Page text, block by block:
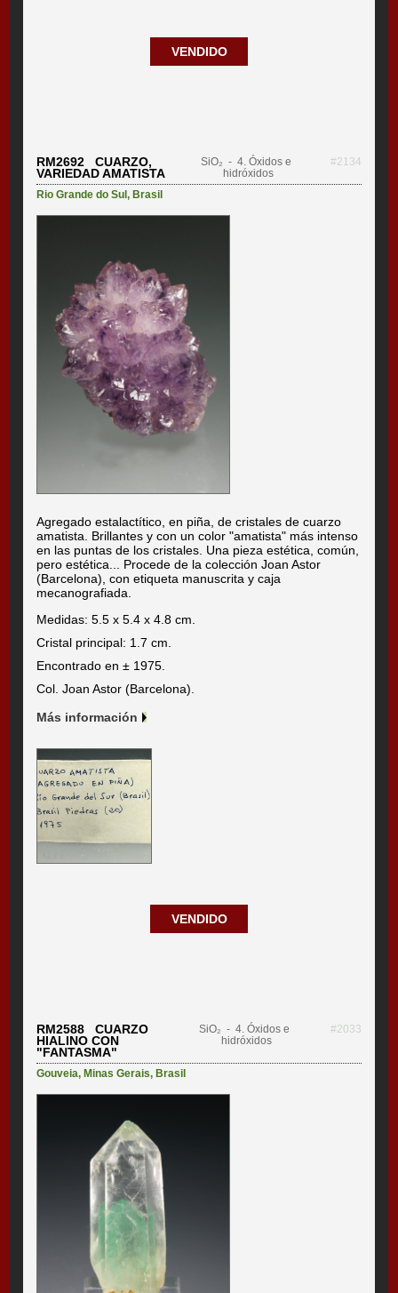
VENDIDO
RM2692 CUARZO,
VARIEDAD AMATISTA
SiO₂ - 4. Óxidos e
hidróxidos
#2134
Rio Grande do Sul,Brasil
Agregado estalactítico, en piña, de cristales de cuarzo
amatista. Brillantes y con un color "amatista" más intenso
en las puntas de los cristales. Una pieza estética, común,
pero estética... Procede de la colección Joan Astor
(Barcelona), con etiqueta manuscrita y caja
mecanografiada.
Medidas: 5.5 x 5.4 x 4.8 cm.
Cristal principal: 1.7 cm.
Encontrado en ± 1975.
Col. Joan Astor (Barcelona).
Más información
VENDIDO
RM2588 CUARZO
HIALINO CON
"FANTASMA"
SiO₂ - 4. Óxidos e
hidróxidos
#2033
Gouveia,Minas Gerais,Brasil